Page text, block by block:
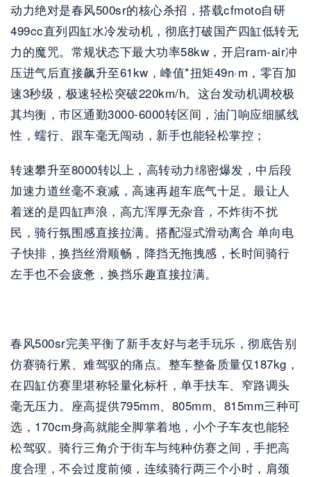
动力绝对是春风500sr的核心杀招，搭载cfmoto自研
499cc直列四缸水冷发动机，彻底打破国产四缸低转无
力的魔咒。常规状态下最大功率58kw，开启ram-air冲
压进气后直接飙升至61kw，峰值*扭矩49n·m，零百加
速3秒级，极速轻松突破220km/h。这台发动机调校极
其均衡，市区通勤3000-6000转区间，油门响应细腻线
性，蠕行、跟车毫无闯动，新手也能轻松掌控；
转速攀升至8000转以上，高转动力绵密爆发，中后段
加速力道丝毫不衰减，高速再超车底气十足。最让人
着迷的是四缸声浪，高亢浑厚无杂音，不炸街不扰
民，骑行氛围感直接拉满。搭配湿式滑动离合 单向电
子快排，换挡丝滑顺畅，降挡无拖拽感，长时间骑行
左手也不会疲惫，换挡乐趣直接拉满。
春风500sr完美平衡了新手友好与老手玩乐，彻底告别
仿赛骑行累、难驾驭的痛点。整车整备质量仅187kg，
在四缸仿赛里堪称轻量化标杆，单手扶车、窄路调头
毫无压力。座高提供795mm、805mm、815mm三种可
选，170cm身高就能全脚掌着地，小个子车友也能轻
松驾驭。骑行三角介于街车与纯种仿赛之间，手把高
度合理，不会过度前倾，连续骑行两三个小时，肩颈